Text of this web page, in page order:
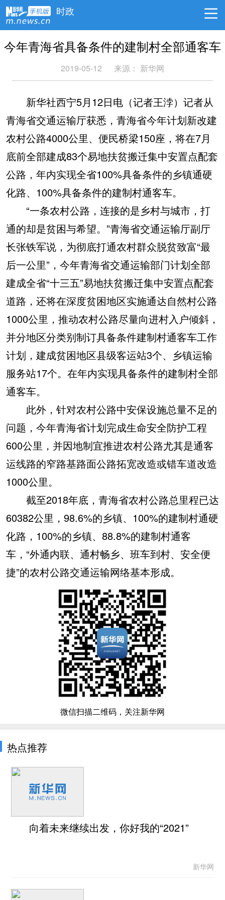
时政
今年青海省具备条件的建制村全部通客车
2019-05-12 来源： 新华网
新华社西宁5月12日电（记者王浡）记者从
青海省交通运输厅获悉，青海省今年计划新改建
农村公路4000公里、便民桥梁150座，将在7月
底前全部建成83个易地扶贫搬迁集中安置点配套
公路，年内实现全省100%具备条件的乡镇通硬
化路、100%具备条件的建制村通客车。
“一条农村公路，连接的是乡村与城市，打
通的却是贫困与希望。”青海省交通运输厅副厅
长张铁军说，为彻底打通农村群众脱贫致富“最
后一公里”，今年青海省交通运输部门计划全部
建成全省“十三五”易地扶贫搬迁集中安置点配套
道路，还将在深度贫困地区实施通达自然村公路
1000公里，推动农村公路尽量向进村入户倾斜，
并分地区分类别制订具备条件建制村通客车工作
计划，建成贫困地区县级客运站3个、乡镇运输
服务站17个。在年内实现具备条件的建制村全部
通客车。
此外，针对农村公路中安保设施总量不足的
问题，今年青海省计划完成生命安全防护工程
600公里，并因地制宜推进农村公路尤其是通客
运线路的窄路基路面公路拓宽改造或错车道改造
1000公里。
截至2018年底，青海省农村公路总里程已达
60382公里，98.6%的乡镇、100%的建制村通硬
化路，100%的乡镇、88.8%的建制村通客
车，“外通内联、通村畅乡、班车到村、安全便
捷”的农村公路交通运输网络基本形成。
微信扫描二维码，关注新华网
热点推荐
向着未来继续出发，你好我的“2021”
新华网